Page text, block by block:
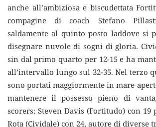
anche all’ambiziosa e biscudettata
compagine di coach Stefano
saldamente al quinto posto laddove si
disegnare nuvole di sogni di gloria.
sin dal primo quarto per 12-15 e ha
all’intervallo lungo sul 32-35. Nel terzo
sono portati maggiormente in mare
mantenere il possesso pieno di
scorers: Steven Davis (Fortitudo) con 19
Rota (Cividale) con 24, autore di diverse